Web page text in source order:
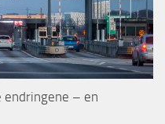
endringene – en